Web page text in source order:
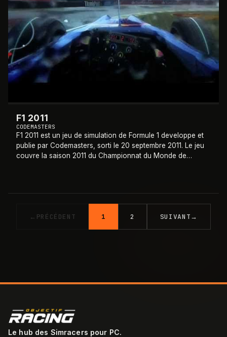
F1 2011
CODEMASTERS
F1 2011 est un jeu de simulation de Formule 1 developpe et
publie par Codemasters, sorti le 20 septembre 2011. Le jeu
couvre la saison 2011 du Championnat du Monde de
← PRÉCÉDENT 1 2 SUIVANT→
Le hub des Simracers pour PC.